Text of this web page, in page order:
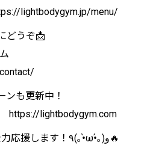
lightbodygym.jp/menu/
どうぞ📩
ム
ンも更新中！
https://lightbodygym.com
あなたの“なりたい”を全力応援します！٩(｡•̀ω•́｡)و🔥